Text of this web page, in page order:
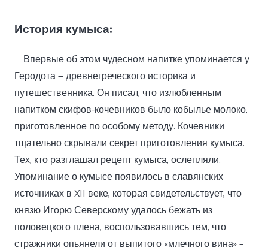
История кумыса:
Впервые об этом чудесном напитке упоминается у
Геродота — древнегреческого историка и
путешественника. Он писал, что излюбленным
напитком скифов-кочевников было кобылье молоко,
приготовленное по особому методу. Кочевники
тщательно скрывали секрет приготовления кумыса.
Тех, кто разглашал рецепт кумыса, ослепляли.
Упоминание о кумысе появилось в славянских
источниках в XII веке, которая свидетельствует, что
князю Игорю Северскому удалось бежать из
половецкого плена, воспользовавшись тем, что
стражники опьянели от выпитого «млечного вина» –